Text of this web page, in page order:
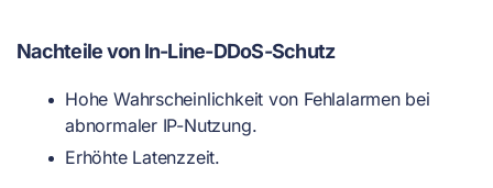
Nachteile von In-Line-DDoS-Schutz
Hohe Wahrscheinlichkeit von Fehlalarmen bei
abnormaler IP-Nutzung.
Erhöhte Latenzzeit.